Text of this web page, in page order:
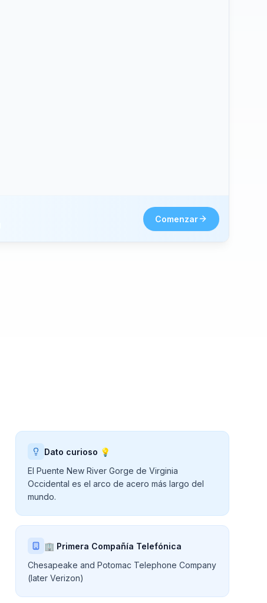
Comenzar
Dato curioso 💡
El Puente New River Gorge de Virginia
Occidental es el arco de acero más largo del
mundo.
🏢 Primera Compañía Telefónica
Chesapeake and Potomac Telephone Company
(later Verizon)